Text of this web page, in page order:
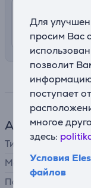
Для
просим Вас
позволит
информацию
поступает
многое
здесь:
Условия
файлов
Доставка
10. - 12.
Аксессуар
Тип
MagSafe
Подходит для